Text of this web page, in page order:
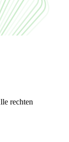
rechten